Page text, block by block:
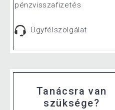
pénzvisszafizetés
Ügyfélszolgálat
Tanácsra van
szüksége?